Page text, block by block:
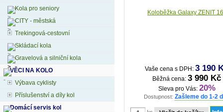
Vaše cena s DPH: 3 190
Běžná cena: 3 990 Kč
Sleva pro Vás: 20%
Dostupnost: Zašleme do 1-2
Kola pro seniory
CITY - městská
Trekingová-cestovní
Skládací kola
Gravelová a silniční kola
VĚCI NA KOLO
Výbava cyklisty
Příslušenství a díly kol
Domácí servis kol